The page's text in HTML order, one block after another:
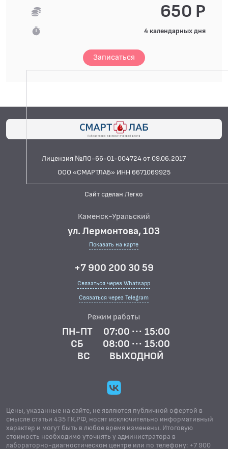
650 Р
4 календарных дня
Записаться
Лицензия №ЛО-66-01-004724 от 09.06.2017
ООО «СМАРТЛАБ» ИНН 6671069925
Сайт сделан Легко
Каменск-Уральский
ул. Лермонтова, 103
Показать на карте
+7 900 200 30 59
Связаться через Whatsapp
Связаться через Telegram
Режим работы
ПН-ПТ
07:00 ··· 15:00
СБ
08:00 ··· 15:00
ВС
ВЫХОДНОЙ
Цены, указанные на сайте, не являются публичной офертой в
смысле статьи 435 ГК.РФ, носят исключительно информативный
характер и могут быть в любое время изменены. Итоговую
стоимость необходимо уточнять у администратора в
лабораторно-диагностическом центре или по телефону: +7 900